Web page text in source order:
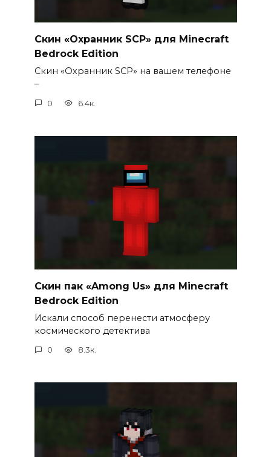
Скин «Охранник SCP» для Minecraft
Bedrock Edition
Скин «Охранник SCP» на вашем телефоне
–
0 6.4к.
Cкин пак «Among Us» для Minecraft
Bedrock Edition
Искали способ перенести атмосферу
космического детектива
0 8.3к.